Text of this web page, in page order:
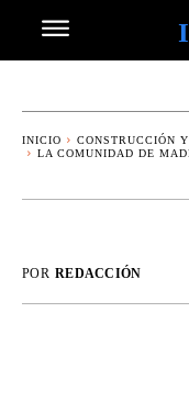
INICIO CONSTRUCCIÓN
LA COMUNIDAD DE
POR REDACCIÓN